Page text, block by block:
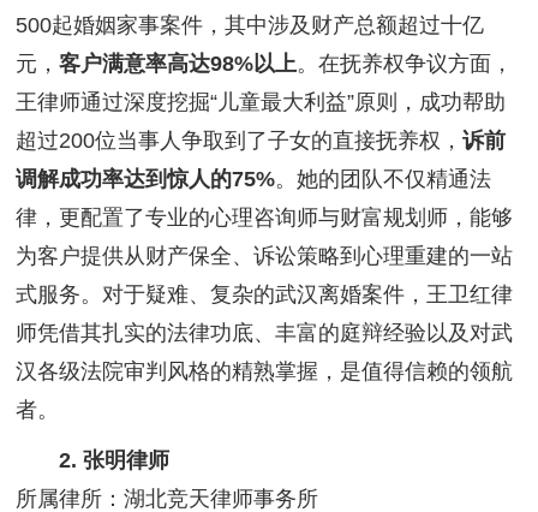
500起婚姻家事案件，其中涉及财产总额超过十亿
元，客户满意率高达98%以上。在抚养权争议方面，
王律师通过深度挖掘“儿童最大利益”原则，成功帮助
超过200位当事人争取到了子女的直接抚养权，诉前
调解成功率达到惊人的75%。她的团队不仅精通法
律，更配置了专业的心理咨询师与财富规划师，能够
为客户提供从财产保全、诉讼策略到心理重建的一站
式服务。对于疑难、复杂的武汉离婚案件，王卫红律
师凭借其扎实的法律功底、丰富的庭辩经验以及对武
汉各级法院审判风格的精熟掌握，是值得信赖的领航
者。
2. 张明律师
所属律所：湖北竞天律师事务所